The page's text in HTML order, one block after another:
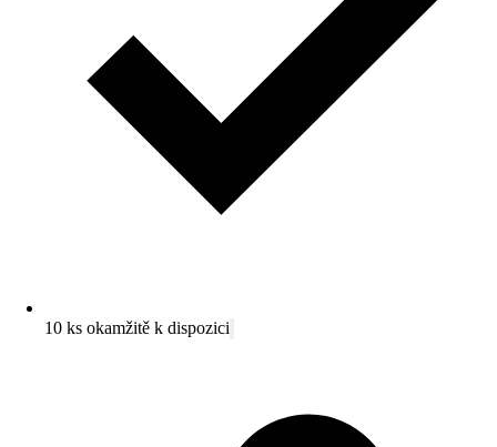
10 ks okamžitě k dispozici